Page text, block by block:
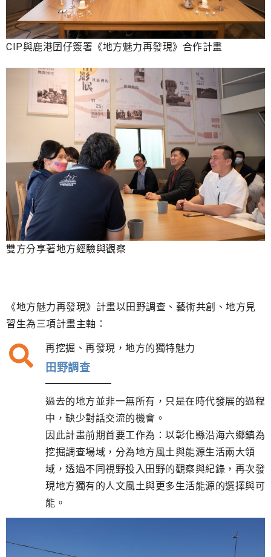
CIP與鹿港囝仔簽署《地方魅力再發現》合作計畫
雙方分享著地方經驗與觀察
《地方魅力再發現》計畫以田野調查、藝術共創、地方見
習生為三項計畫主軸：
再挖掘、再發現，地方的獨特魅力
田野調查
過去的地方並非一無所有，只是在時代發展的過程
中，缺少對話交流的機會。
因此計畫前期首要工作為：以彰化縣沿海六鄉鎮為
挖掘調查場域，分為地方風土與能源生活兩大領
域，透過不同視野投入田野的觀察與紀錄，再次發
現地方獨有的人文風土與更多生活能源的選擇與可
能。